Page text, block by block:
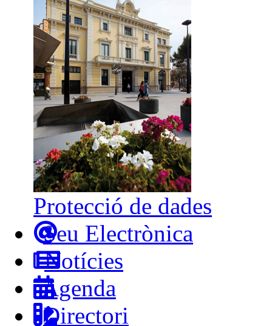
Protecció de dades
Seu Electrònica
Notícies
Agenda
Directori